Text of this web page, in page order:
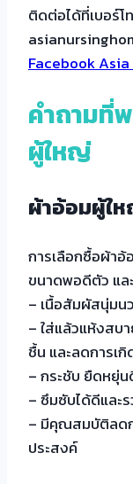
ติดต่อได้ที่เบอร์โ
Facebook
คำถามที่
ผู้ใหญ่
ผ้าอ้อมผู้ใ
การเลือกซื้อผ้า
ขนาดพอดีตัว แ
– เนื้อสัมผัสนุ่มน
– ใส่แล้วแห้งสบ
ชื้น และลดการเ
– กระชับ ยืดหยุ่
– ซึมซับได้ดีและ
– มีคุณสมบัติลดก
ประสงค์